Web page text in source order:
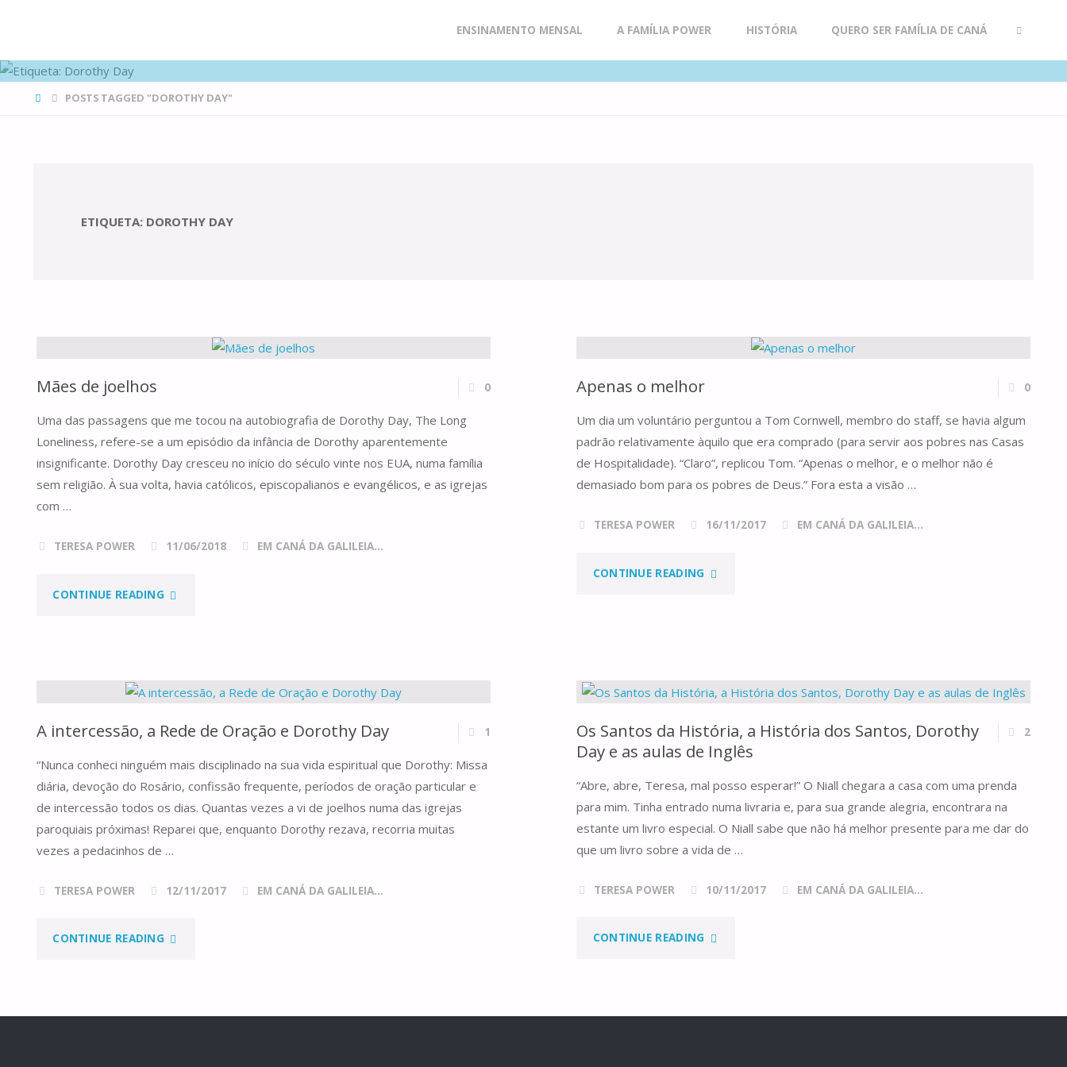
to
ENSINAMENTO MENSAL A FAMÍLIA POWER HISTÓRIA QUERO SER FAMÍLIA DE CANÁ
HOMEPOSTS TAGGED "DOROTHY DAY"
ETIQUETA: DOROTHY DAY
Mães de joelhos 0
Uma das passagens que me tocou na autobiografia de Dorothy Day, The Long
Loneliness, refere-se a um episódio da infância de Dorothy aparentemente
insignificante. Dorothy Day cresceu no início do século vinte nos EUA, numa família
sem religião. À sua volta, havia católicos, episcopalianos e evangélicos, e as igrejas
com …
TERESA POWER 11/06/2018 EM CANÁ DA GALILEIA...
CONTINUE READING "MÃES
Apenas o melhor 0
Um dia um voluntário perguntou a Tom Cornwell, membro do staff, se havia algum
padrão relativamente àquilo que era comprado (para servir aos pobres nas Casas
de Hospitalidade). “Claro”, replicou Tom. “Apenas o melhor, e o melhor não é
demasiado bom para os pobres de Deus.” Fora esta a visão …
TERESA POWER 16/11/2017 EM CANÁ DA GALILEIA...
CONTINUE READING "APENAS
A intercessão, a Rede de Oração e Dorothy Day 1
“Nunca conheci ninguém mais disciplinado na sua vida espiritual que Dorothy: Missa
diária, devoção do Rosário, confissão frequente, períodos de oração particular e
de intercessão todos os dias. Quantas vezes a vi de joelhos numa das igrejas
paroquiais próximas! Reparei que, enquanto Dorothy rezava, recorria muitas
vezes a pedacinhos de …
TERESA POWER 12/11/2017 EM CANÁ DA GALILEIA...
CONTINUE READING "A
Os Santos da História, a História dos Santos, Dorothy
Day e as aulas de Inglês
2
“Abre, abre, Teresa, mal posso esperar!” O Niall chegara a casa com uma prenda
para mim. Tinha entrado numa livraria e, para sua grande alegria, encontrara na
estante um livro especial. O Niall sabe que não há melhor presente para me dar do
que um livro sobre a vida de …
TERESA POWER 10/11/2017 EM CANÁ DA GALILEIA...
CONTINUE READING "OS